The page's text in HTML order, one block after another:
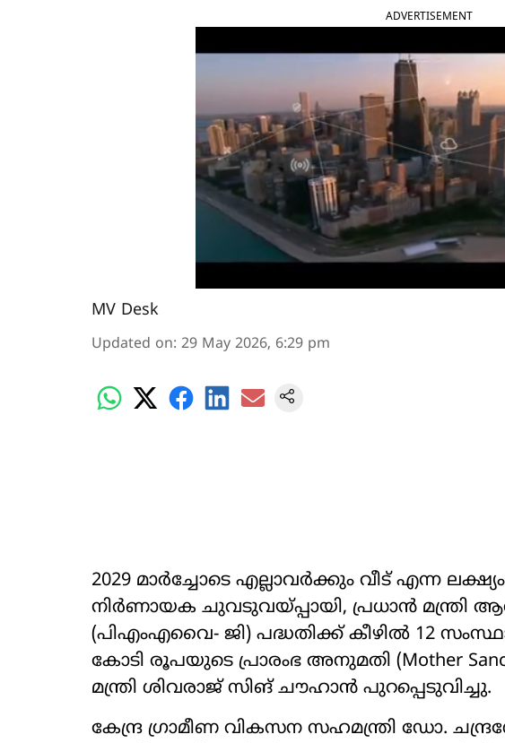
ADVERTISEMENT
MV Desk
Updated on: 29 May 2026, 6:29 pm
2029 മാർച്ചോടെ എല്ലാവർക്കും വീട് എന്ന
നിർണായക ചുവടുവയ്പ്പായി, പ്രധാൻ മന്ത്രി
(പിഎംഎവൈ- ജി) പദ്ധതിക്ക് കീഴിൽ 12
കോടി രൂപയുടെ പ്രാരംഭ അനുമതി (Mother
മന്ത്രി ശിവരാജ് സിങ് ചൗഹാൻ പുറപ്പെടുവിച്ചു.
കേന്ദ്ര ഗ്രാമീണ വികസന സഹമന്ത്രി ഡോ.